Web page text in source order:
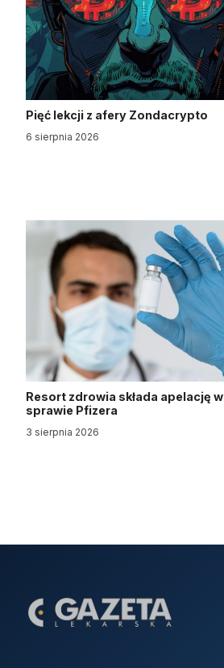
Pięć lekcji z afery Zondacrypto
6 sierpnia 2026
Resort zdrowia składa apelację w
sprawie Pfizera
3 sierpnia 2026